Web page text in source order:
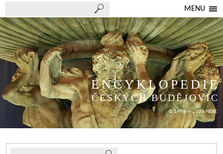
MENU
ENCYKLOPEDIE
ČESKÝCH BUDĚJOVIC
© 1998 — 2026 NEBE